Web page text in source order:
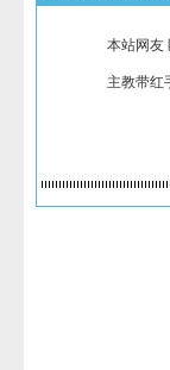
本站网友
主教带红